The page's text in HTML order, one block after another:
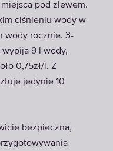
pod zlewem.
ciśnieniu wody w
wody rocznie. 3-
9 l wody,
0,75zł/l. Z
jedynie 10
bezpieczna,